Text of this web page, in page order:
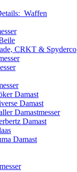
Waffen
CRKT & Spyderco
Damast
Damast
Damastmesser
Damast
Damast